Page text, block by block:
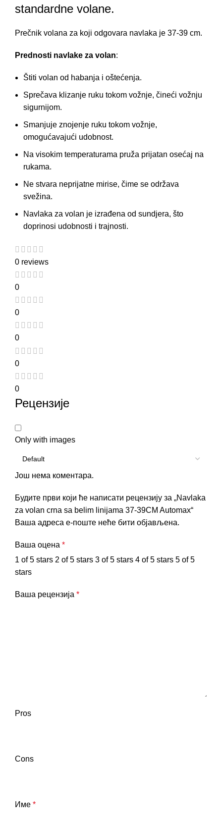
standardne volane.
Prečnik volana za koji odgovara navlaka je 37-39 cm.
Prednosti navlake za volan:
Štiti volan od habanja i oštećenja.
Sprečava klizanje ruku tokom vožnje, čineći vožnju
sigurnijom.
Smanjuje znojenje ruku tokom vožnje,
omogućavajući udobnost.
Na visokim temperaturama pruža prijatan osećaj na
rukama.
Ne stvara neprijatne mirise, čime se održava
svežina.
Navlaka za volan je izrađena od sundjera, što
doprinosi udobnosti i trajnosti.
0 reviews
0
0
0
0
0
Рецензије
Only with images
Још нема коментара.
Будите први који ће написати рецензију за „Navlaka
za volan crna sa belim linijama 37-39CM Automax“
Ваша адреса е-поште неће бити објављена.
Ваша оцена *
1 of 5 stars 2 of 5 stars 3 of 5 stars 4 of 5 stars 5 of 5
stars
Ваша рецензија *
Pros
Cons
Име *